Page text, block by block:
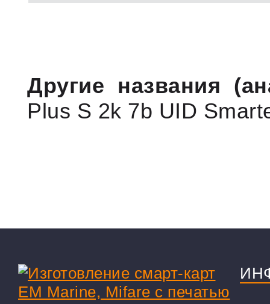
Другие названия
Plus S 2k 7b UID